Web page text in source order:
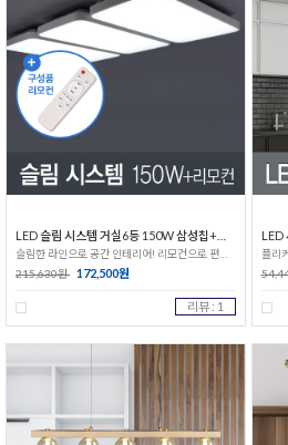
215,630원 172,500원
리뷰 : 1
LED
플리